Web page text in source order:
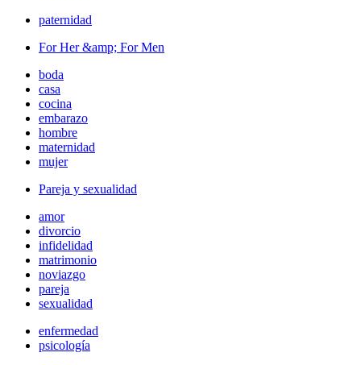
paternidad
For Her &amp; For Men
boda
casa
cocina
embarazo
hombre
maternidad
mujer
Pareja y sexualidad
amor
divorcio
infidelidad
matrimonio
noviazgo
pareja
sexualidad
enfermedad
psicología